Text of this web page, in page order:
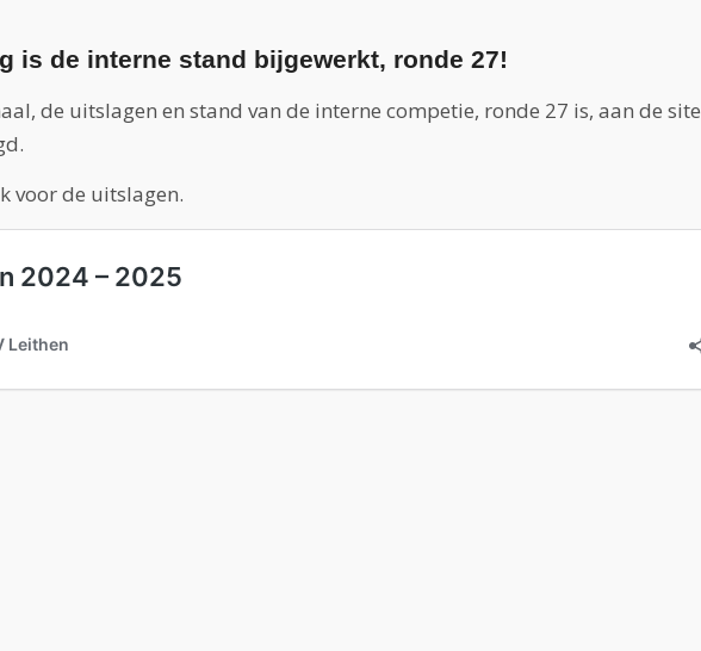
is de interne stand bijgewerkt, ronde 27!
de uitslagen en stand van de interne competie, ronde 27 is, aan de site
voor de uitslagen.